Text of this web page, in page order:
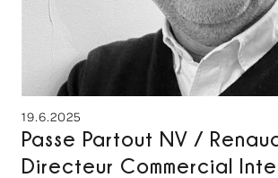
19.6.2025
Passe Partout NV /
Directeur Commercial